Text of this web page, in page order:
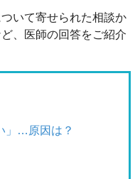
いて寄せられた相談か
、医師の回答をご紹介
」…原因は？